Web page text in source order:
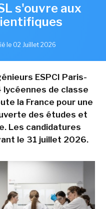
s'ouvre aux
le 02 Juillet 2026
ESPCI Paris-
lycéennes de classe
la France pour une
des études et
Les candidatures
le 31 juillet 2026.